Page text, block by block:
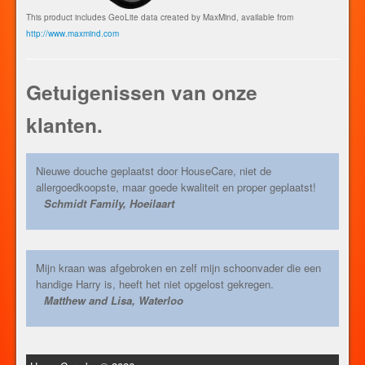
This product includes GeoLite data created by MaxMind, available from
http://www.maxmind.com
Getuigenissen van onze
klanten.
Nieuwe douche geplaatst door HouseCare, niet de
allergoedkoopste, maar goede kwaliteit en proper geplaatst!
Schmidt Family, Hoeilaart
Mijn kraan was afgebroken en zelf mijn schoonvader die een
handige Harry is, heeft het niet opgelost gekregen.
Matthew and Lisa, Waterloo